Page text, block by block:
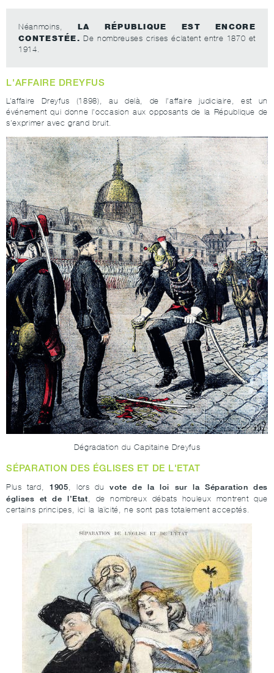
Néanmoins,
LA RÉPUBLIQUE EST ENCORE
CONTESTÉE. De nombreuses crises éclatent entre 1870 et
1914.
L'AFFAIRE DREYFUS
L’affaire Dreyfus (1898), au delà, de l’affaire judiciaire, est un
événement qui donne l’occasion aux opposants de la République de
s’exprimer avec grand bruit.
Dégradation du Capitaine Dreyfus
SÉPARATION DES ÉGLISES ET DE L'ETAT
Plus tard,1905, lors du vote de la loi sur la Séparation des
églises et de l’Etat, de nombreux débats houleux montrent que
certains principes, ici la laïcité, ne sont pas totalement acceptés.